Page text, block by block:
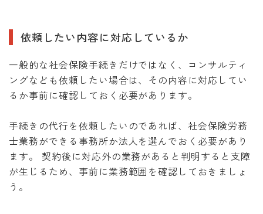
依頼したい内容に対応しているか
一般的な社会保険手続きだけではなく、コンサルティ
ングなども依頼したい場合は、その内容に対応してい
るか事前に確認しておく必要があります。
手続きの代行を依頼したいのであれば、社会保険労務
士業務ができる事務所か法人を選んでおく必要があり
ます。 契約後に対応外の業務があると判明すると支障
が生じるため、事前に業務範囲を確認しておきましょ
う。